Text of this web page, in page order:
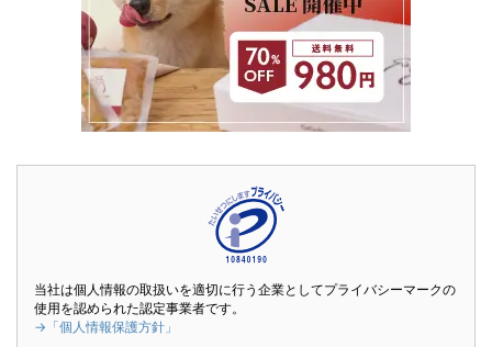
当社は個人情報の取扱いを適切に行う企業としてプライバシーマークの
使用を認められた認定事業者です。
→「個人情報保護方針」